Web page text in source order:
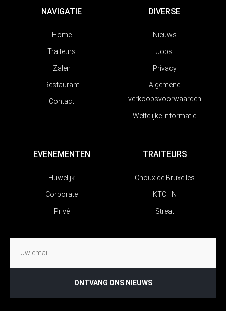
NAVIGATIE
Home
Traiteurs
Zalen
Restaurant
Contact
DIVERSE
Nieuws
Jobs
Privacy
Algemene
verkoopsvoorwaarden
Wettelijke informatie
EVENEMENTEN
Huwelijk
Corporate
Privé
TRAITEURS
Choux de Bruxelles
KTCHN
Streat
ONTVANG ONS NIEUWS